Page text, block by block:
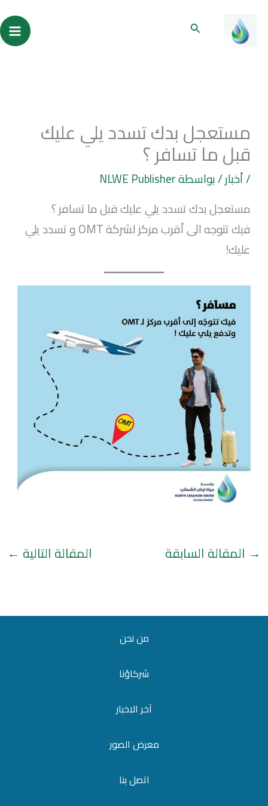
المحتوى
البحث
مستعجل بدك تسدد يلي عليك
قبل ما تسافر ؟
/أخبار/ بواسطةNLWE Publisher
مستعجل بدك تسدد يلي عليك قبل ما تسافر ؟
فيك تتوجه الى أقرب مركز لشركة OMT و تسدد يلي
عليك!
→ المقالة السابقة المقالة التالية ←
من نحن
شركاؤنا
آخر الاخبار
معرض الصور
اتصل بنا